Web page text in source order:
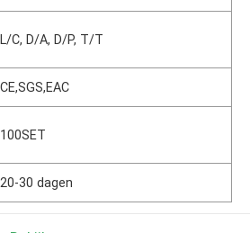
L/C, D/A, D/P, T/T
CE,SGS,EAC
100SET
20-30 dagen